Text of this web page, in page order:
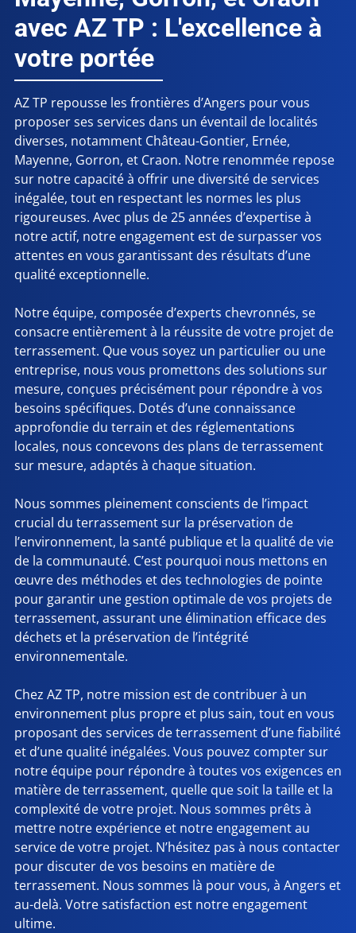
avec AZ TP : L'excellence à
votre portée
AZ TP repousse les frontières d’Angers pour vous
proposer ses services dans un éventail de localités
diverses, notamment Château-Gontier, Ernée,
Mayenne, Gorron, et Craon. Notre renommée repose
sur notre capacité à offrir une diversité de services
inégalée, tout en respectant les normes les plus
rigoureuses. Avec plus de 25 années d’expertise à
notre actif, notre engagement est de surpasser vos
attentes en vous garantissant des résultats d’une
qualité exceptionnelle.
Notre équipe, composée d’experts chevronnés, se
consacre entièrement à la réussite de votre projet de
terrassement. Que vous soyez un particulier ou une
entreprise, nous vous promettons des solutions sur
mesure, conçues précisément pour répondre à vos
besoins spécifiques. Dotés d’une connaissance
approfondie du terrain et des réglementations
locales, nous concevons des plans de terrassement
sur mesure, adaptés à chaque situation.
Nous sommes pleinement conscients de l’impact
crucial du terrassement sur la préservation de
l’environnement, la santé publique et la qualité de vie
de la communauté. C’est pourquoi nous mettons en
œuvre des méthodes et des technologies de pointe
pour garantir une gestion optimale de vos projets de
terrassement, assurant une élimination efficace des
déchets et la préservation de l’intégrité
environnementale.
Chez AZ TP, notre mission est de contribuer à un
environnement plus propre et plus sain, tout en vous
proposant des services de terrassement d’une fiabilité
et d’une qualité inégalées. Vous pouvez compter sur
notre équipe pour répondre à toutes vos exigences en
matière de terrassement, quelle que soit la taille et la
complexité de votre projet. Nous sommes prêts à
mettre notre expérience et notre engagement au
service de votre projet. N’hésitez pas à nous contacter
pour discuter de vos besoins en matière de
terrassement. Nous sommes là pour vous, à Angers et
au-delà. Votre satisfaction est notre engagement
ultime.